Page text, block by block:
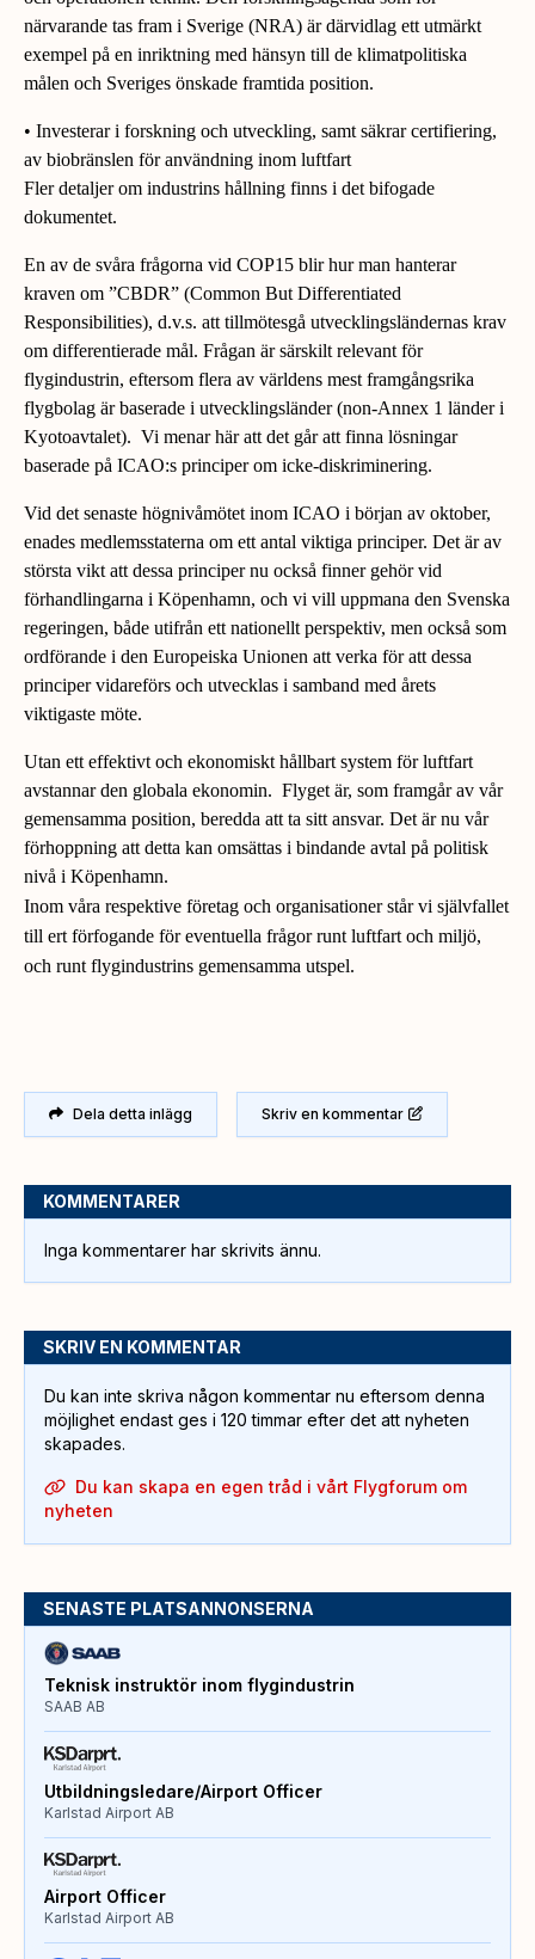
närvarande tas fram i Sverige (NRA) är därvidlag ett utmärkt
exempel på en inriktning med hänsyn till de klimatpolitiska
målen och Sveriges önskade framtida position.
• Investerar i forskning och utveckling, samt säkrar certifiering,
av biobränslen för användning inom luftfart
Fler detaljer om industrins hållning finns i det bifogade
dokumentet.
En av de svåra frågorna vid COP15 blir hur man hanterar
kraven om ”CBDR” (Common But Differentiated
Responsibilities), d.v.s. att tillmötesgå utvecklingsländernas krav
om differentierade mål. Frågan är särskilt relevant för
flygindustrin, eftersom flera av världens mest framgångsrika
flygbolag är baserade i utvecklingsländer (non-Annex 1 länder i
Kyotoavtalet). Vi menar här att det går att finna lösningar
baserade på ICAO:s principer om icke-diskriminering.
Vid det senaste högnivåmötet inom ICAO i början av oktober,
enades medlemsstaterna om ett antal viktiga principer. Det är av
största vikt att dessa principer nu också finner gehör vid
förhandlingarna i Köpenhamn, och vi vill uppmana den Svenska
regeringen, både utifrån ett nationellt perspektiv, men också som
ordförande i den Europeiska Unionen att verka för att dessa
principer vidareförs och utvecklas i samband med årets
viktigaste möte.
Utan ett effektivt och ekonomiskt hållbart system för luftfart
avstannar den globala ekonomin. Flyget är, som framgår av vår
gemensamma position, beredda att ta sitt ansvar. Det är nu vår
förhoppning att detta kan omsättas i bindande avtal på politisk
nivå i Köpenhamn.
Inom våra respektive företag och organisationer står vi självfallet
till ert förfogande för eventuella frågor runt luftfart och miljö,
och runt flygindustrins gemensamma utspel.
Dela detta inlägg Skriv en kommentar
KOMMENTARER
Inga kommentarer har skrivits ännu.
SKRIV EN KOMMENTAR
Du kan inte skriva någon kommentar nu eftersom denna
möjlighet endast ges i 120 timmar efter det att nyheten
skapades.
Du kan skapa en egen tråd i vårt Flygforum om
nyheten
SENASTE PLATSANNONSERNA
Teknisk instruktör inom flygindustrin
SAAB AB
Utbildningsledare/Airport Officer
Karlstad Airport AB
Airport Officer
Karlstad Airport AB